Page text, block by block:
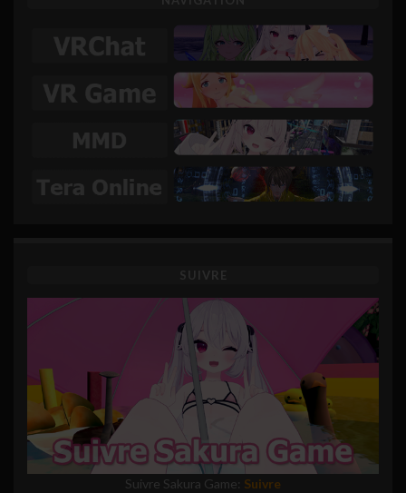
SUIVRE
Suivre Sakura Game: Suivre